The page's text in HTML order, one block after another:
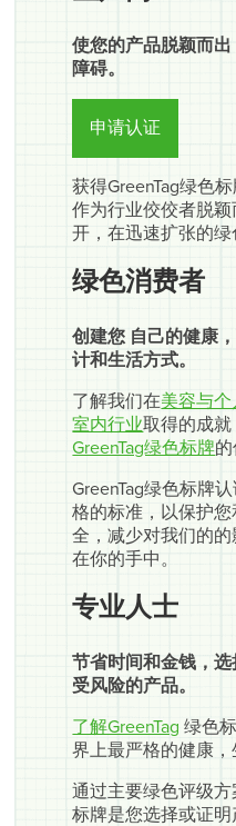
使您的产品脱颖而
障碍。
申请认证
获得GreenTag绿色
作为行业佼佼者脱
开，在迅速扩张的绿
绿色消费者
创建您 自己的健康
计和生活方式。
了解我们在美容与
室内行业取得的成
GreenTag绿色标牌的
GreenTag绿色标牌
格的标准，以保护
全，减少对我们的
在你的手中。
专业人士
节省时间和金钱，
受风险的产品。
了解GreenTag 绿色
界上最严格的健康，
通过主要绿色评级方
标牌是您选择或证